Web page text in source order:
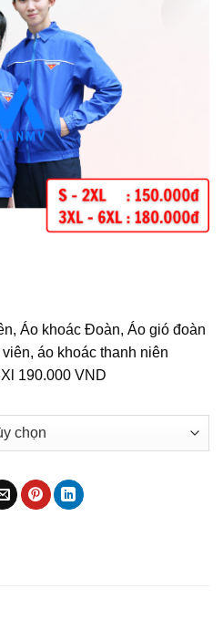
Áo khoác Đoàn, Áo gió đoàn
áo khoác thanh niên
190.000 VND